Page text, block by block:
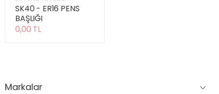
SK40 - ER16 PENS
BAŞLIĞI
0,00 TL
Markalar